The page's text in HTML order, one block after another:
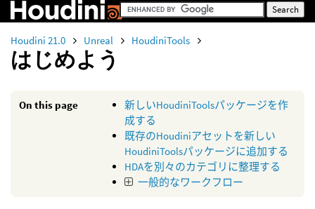
Houdini 21.0 Unreal HoudiniTools
はじめよう
On this page
新しいHoudiniToolsパッケージを作
成する
既存のHoudiniアセットを新しい
HoudiniToolsパッケージに追加する
HDAを別々のカテゴリに整理する
一般的なワークフロー